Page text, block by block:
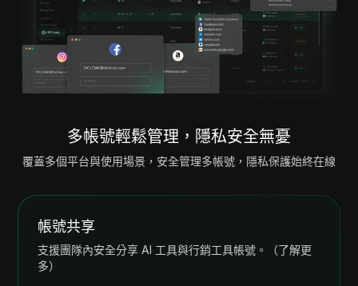
多帳號輕鬆管理，隱私安全無憂
覆蓋多個平台與使用場景，安全管理多帳號，隱私保護始終在線
帳號共享
支援團隊內安全分享 AI 工具與行銷工具帳號。（了解更
多）